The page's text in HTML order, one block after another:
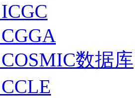
ICGC
CGGA
COSMIC数据库
CCLE